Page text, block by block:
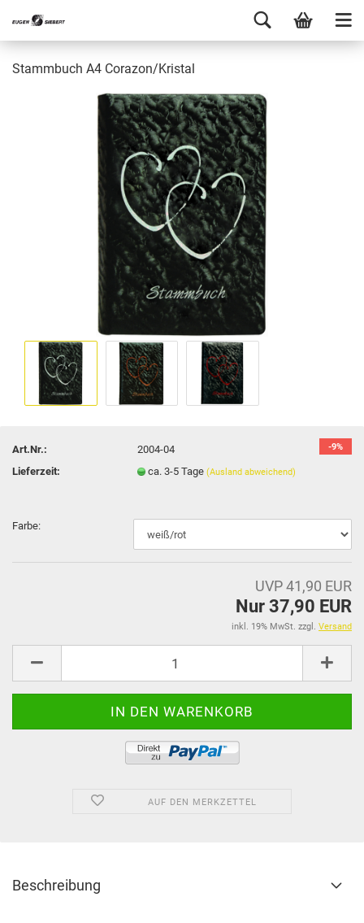
Stammbuch A4 Corazon/Kristal
-9%
Art.Nr.:
2004-04
Lieferzeit:
ca. 3-5 Tage(Ausland abweichend)
Farbe:
UVP 41,90 EUR
Nur 37,90 EUR
inkl. 19% MwSt. zzgl. Versand
AUF DEN MERKZETTEL
Beschreibung